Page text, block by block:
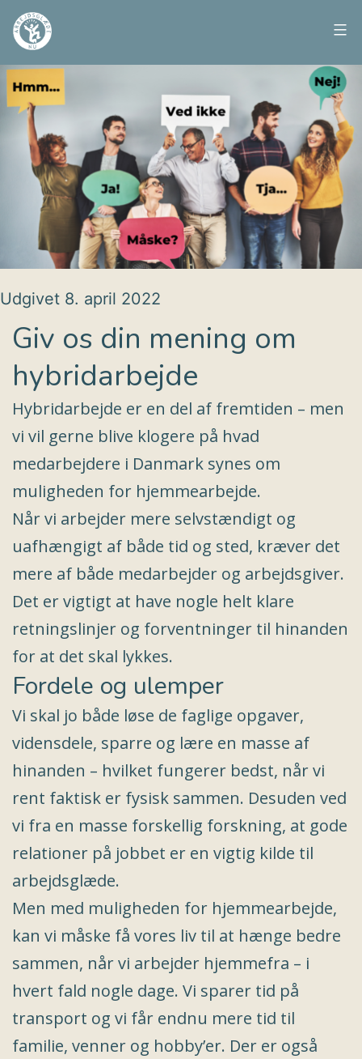
Fortsæt
indhold
Arbejdsglæde
nu
Udgivet 8. april 2022
Giv os din mening om
hybridarbejde
Hybridarbejde er en del af fremtiden – men
vi vil gerne blive klogere på hvad
medarbejdere i Danmark synes om
muligheden for hjemmearbejde.
Når vi arbejder mere selvstændigt og
uafhængigt af både tid og sted, kræver det
mere af både medarbejder og arbejdsgiver.
Det er vigtigt at have nogle helt klare
retningslinjer og forventninger til hinanden
for at det skal lykkes.
Fordele og ulemper
Vi skal jo både løse de faglige opgaver,
vidensdele, sparre og lære en masse af
hinanden – hvilket fungerer bedst, når vi
rent faktisk er fysisk sammen. Desuden ved
vi fra en masse forskellig forskning, at gode
relationer på jobbet er en vigtig kilde til
arbejdsglæde.
Men med muligheden for hjemmearbejde,
kan vi måske få vores liv til at hænge bedre
sammen, når vi arbejder hjemmefra – i
hvert fald nogle dage. Vi sparer tid på
transport og vi får endnu mere tid til
familie, venner og hobby’er. Der er også